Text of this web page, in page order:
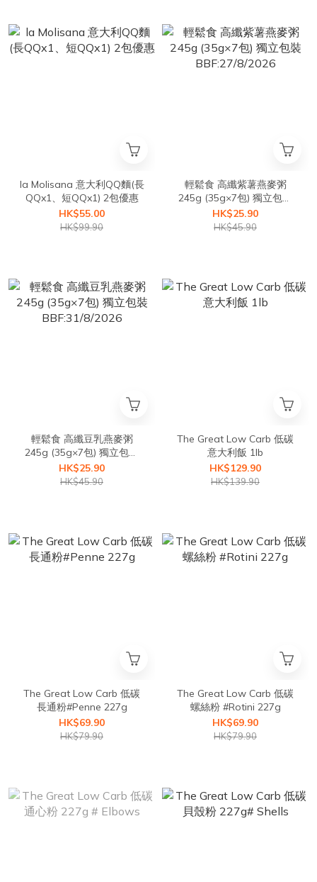
la Molisana 意大利QQ麵(長
QQx1、短QQx1) 2包優惠
HK$55.00
HK$99.90
輕鬆食 高纖紫薯燕麥粥
245g (35g×7包) 獨立包裝
BBF:27/8/2026
HK$25.90
HK$45.90
輕鬆食 高纖豆乳燕麥粥
245g (35g×7包) 獨立包裝
BBF:31/8/2026
HK$25.90
HK$45.90
The Great Low Carb 低碳
意大利飯 1lb
HK$129.90
HK$139.90
The Great Low Carb 低碳
長通粉#Penne 227g
HK$69.90
HK$79.90
The Great Low Carb 低碳
螺絲粉 #Rotini 227g
HK$69.90
HK$79.90